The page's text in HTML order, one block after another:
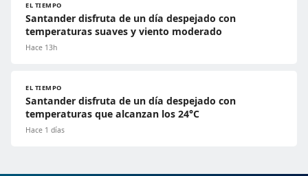
EL TIEMPO
Santander disfruta de un día despejado con
temperaturas suaves y viento moderado
Hace 13h
EL TIEMPO
Santander disfruta de un día despejado con
temperaturas que alcanzan los 24°C
Hace 1 días